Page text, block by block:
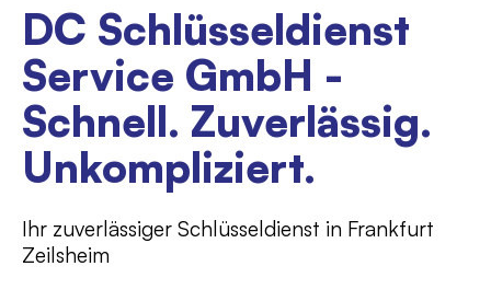
DC Schlüsseldienst
Service GmbH -
Schnell. Zuverlässig.
Unkompliziert.
Ihr zuverlässiger Schlüsseldienst in Frankfurt
Zeilsheim